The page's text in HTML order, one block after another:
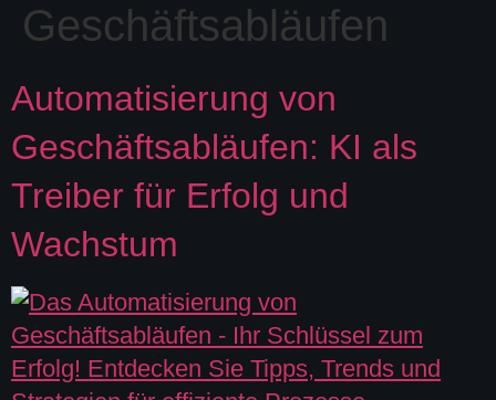
Geschäftsabläufen
Automatisierung von
Geschäftsabläufen: KI als
Treiber für Erfolg und
Wachstum